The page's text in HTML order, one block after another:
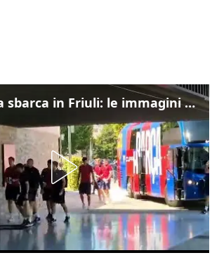
Il Barcellona sbarca in Friuli: le immagini dell'arrivo in albergo